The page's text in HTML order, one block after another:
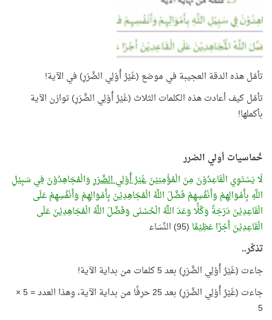
تأمّل هذه الدقة العجيبة في موضع (غَيْرُ أُوْلِي الضَّرَرِ) في الآية!
تأمّل كيف أعادت هذه الكلمات الثلاث (غَيْرُ أُوْلِي الضَّرَرِ) توازن الآية
بأكملها!
خُماسيات أولي الضرر
لَا يَسْتَوِي الْقَاعِدُوْنَ مِنَ الْمُؤْمِنِيْنَغَيْرُ أُوْلِي الضَّرَرِوَالْمُجَاهِدُوْنَ فِي سَبِيْلِ
اللَّهِ بِأَمْوَالِهِمْ وَأَنْفُسِهِمْ فَضَّلَ اللَّهُ الْمُجَاهِدِيْنَ بِأَمْوَالِهِمْ وَأَنْفُسِهِمْ عَلَى
الْقَاعِدِيْنَ دَرَجَةً وَكُلًّا وَعَدَ اللَّهُ الْحُسْنَى وَفَضَّلَ اللَّهُ الْمُجَاهِدِيْنَ عَلَى
الْقَاعِدِيْنَ أَجْرًا عَظِيْمًا (95) النِّسَاء
تذكّر..
جاءت (غَيْرُ أُوْلِي الضَّرَرِ) بعد 5 كلمات من بداية الآية!
جاءت (غَيْرُ أُوْلِي الضَّرَرِ) بعد 25 حرفًا من بداية الآية، وهذا العدد = 5 ×
5